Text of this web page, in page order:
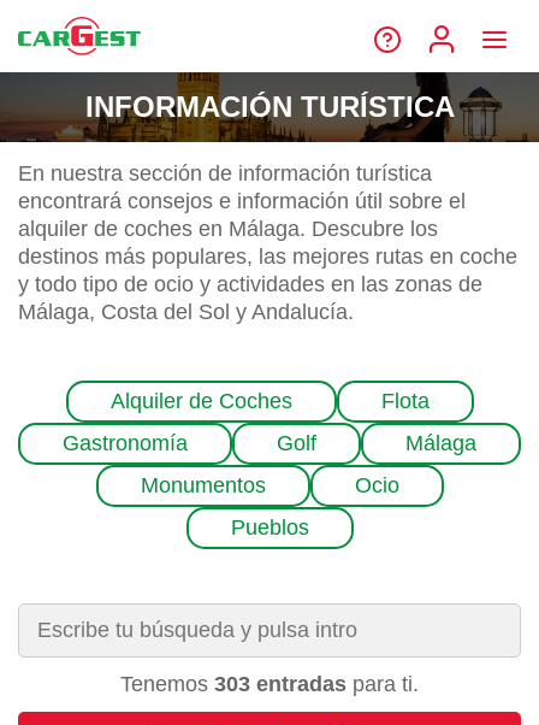
INFORMACIÓN TURÍSTICA
En nuestra sección de información turística
encontrará consejos e información útil sobre el
alquiler de coches en Málaga. Descubre los
destinos más populares, las mejores rutas en coche
y todo tipo de ocio y actividades en las zonas de
Málaga, Costa del Sol y Andalucía.
Alquiler de Coches
Flota
Gastronomía
Golf
Málaga
Monumentos
Ocio
Pueblos
Tenemos 303 entradas para ti.